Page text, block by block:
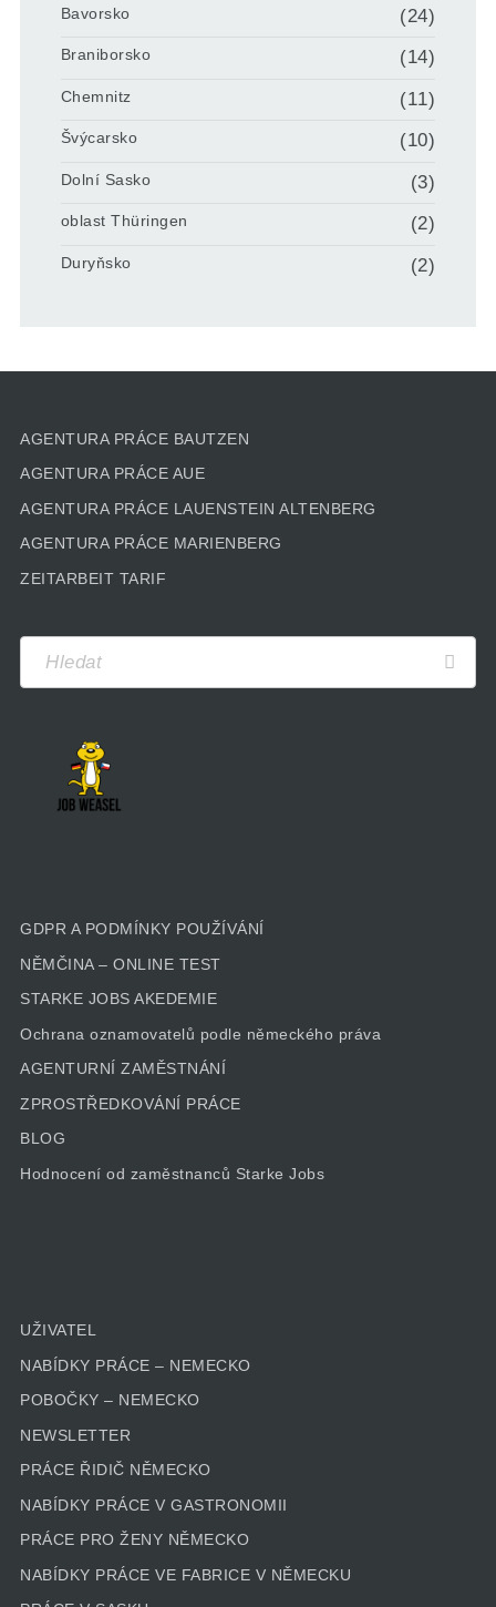
Bavorsko (24)
Braniborsko (14)
Chemnitz (11)
Švýcarsko (10)
Dolní Sasko (3)
oblast Thüringen (2)
Duryňsko (2)
AGENTURA PRÁCE BAUTZEN
AGENTURA PRÁCE AUE
AGENTURA PRÁCE LAUENSTEIN ALTENBERG
AGENTURA PRÁCE MARIENBERG
ZEITARBEIT TARIF
GDPR A PODMÍNKY POUŽÍVÁNÍ
NĚMČINA – ONLINE TEST
STARKE JOBS AKEDEMIE
Ochrana oznamovatelů podle německého práva
AGENTURNÍ ZAMĚSTNÁNÍ
ZPROSTŘEDKOVÁNÍ PRÁCE
BLOG
Hodnocení od zaměstnanců Starke Jobs
UŽIVATEL
NABÍDKY PRÁCE – NEMECKO
POBOČKY – NEMECKO
NEWSLETTER
PRÁCE ŘIDIČ NĚMECKO
NABÍDKY PRÁCE V GASTRONOMII
PRÁCE PRO ŽENY NĚMECKO
NABÍDKY PRÁCE VE FABRICE V NĚMECKU